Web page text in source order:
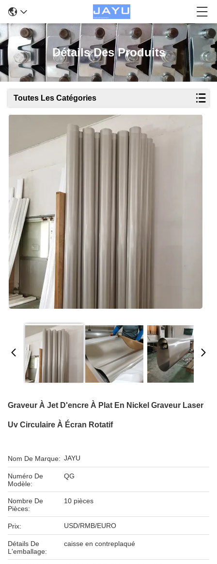
Détails Des Produits
Toutes Les Catégories
Graveur À Jet D'encre À Plat En Nickel Graveur Laser
Uv Circulaire À Écran Rotatif
Nom De Marque: JAYU
Numéro De
Modèle:
QG
Nombre De
Pièces:
10 pièces
Prix: USD/RMB/EURO
Détails De
L'emballage:
caisse en contreplaqué